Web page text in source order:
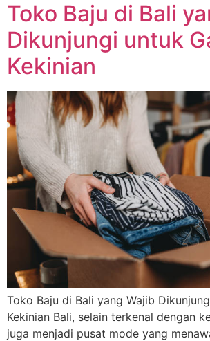
Toko Baju di Bali
Dikunjungi untuk
Kekinian
Toko Baju di Bali yang Wajib
Kekinian Bali, selain terkenal dengan
juga menjadi pusat mode yang